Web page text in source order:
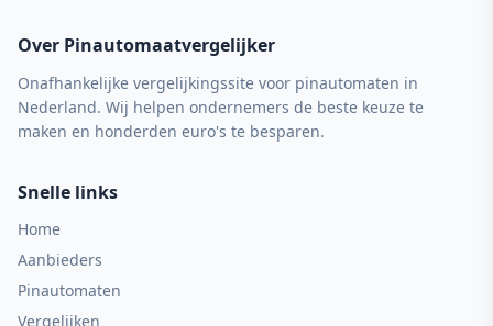
Over Pinautomaatvergelijker
Onafhankelijke vergelijkingssite voor pinautomaten in
Nederland. Wij helpen ondernemers de beste keuze te
maken en honderden euro's te besparen.
Snelle links
Home
Aanbieders
Pinautomaten
Vergelijken